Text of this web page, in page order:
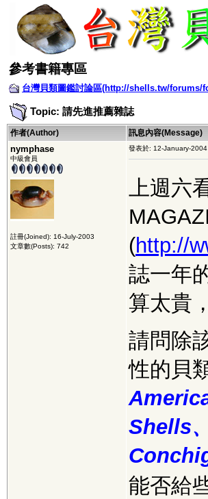
參考書籍專區
台灣貝類圖鑑討論區(http://shells.tw/forums/
Topic: 請先進推薦雜誌
作者(Author) 訊息內容(Message)
nymphase
中級會員
註冊(Joined): 16-July-2003
文章數(Posts): 742
發表於: 12-January-
上週六
(http://
誌一年
算太貴
請問除
性的貝
Shells、
能否給